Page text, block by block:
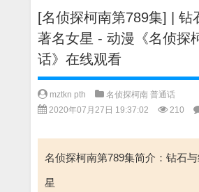
[名侦探柯南第789集] | 钻
著名女星 - 动漫《名侦探
话》在线观看
mztkn pth
名侦探柯南 普通话
2020年07月27日 19:37:02
210
名侦探柯南第789集简介：钻石
星